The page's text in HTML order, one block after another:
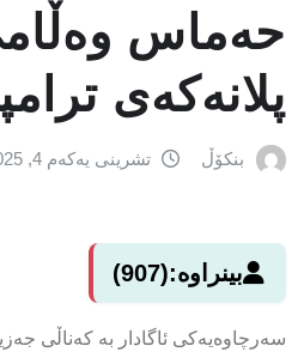
حەماس
پلانەکەی
بنکۆڵ تشرینی یەکەم 4, 2025
بینراوە:(907)
سەرچاوەیەکی ئاگادار بە کەناڵی